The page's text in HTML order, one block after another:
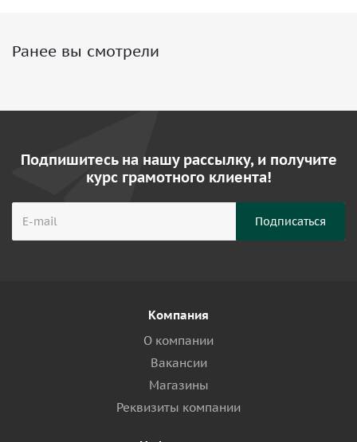
Ранее вы смотрели
Подпишитесь на нашу рассылку, и получите
курс грамотного клиента!
Компания
О компании
Вакансии
Магазины
Реквизиты компании